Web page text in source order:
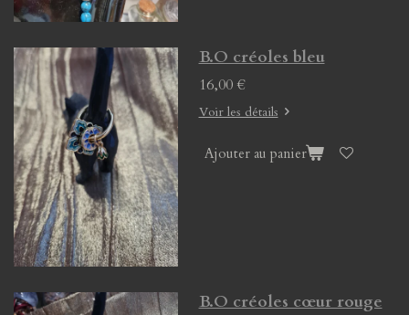
B.O créoles bleu
16,00 €
Voir les détails
Ajouter au panier
B.O créoles cœur rouge